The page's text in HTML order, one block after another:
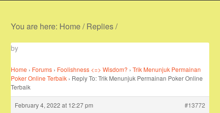
You are here: Home/Replies/
by
Home › Forums › Foolishness <=> Wisdom? › Trik Menunjuk Permainan
Poker Online Terbaik › Reply To: Trik Menunjuk Permainan Poker Online
Terbaik
February 4, 2022 at 12:27 pm
#13772